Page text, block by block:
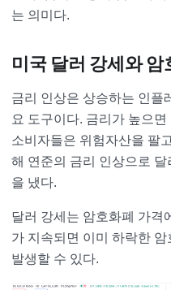
는 의미다.
미국 달러 강세와 암
금리 인상은 상승하는 인플
요 도구이다. 금리가 높으
소비자들은 위험자산을 팔
해 연준의 금리 인상으로
을 냈다.
달러 강세는 암호화폐 가격
가 지속되면 이미 하락한 암
발생할 수 있다.